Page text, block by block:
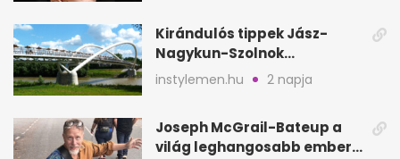
Kirándulós tippek Jász-
Nagykun-Szolnok
megyében: 6 kihagyhatatlan
hely
instylemen.hu 2 napja
Joseph McGrail-Bateup a
világ leghangosabb embere